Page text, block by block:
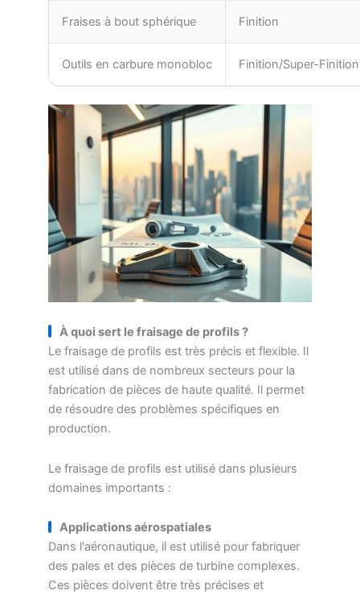
Fraises à bout sphérique Finition
Outils en carbure monobloc Finition/Super-Finition
À quoi sert le fraisage de profils ?
Le fraisage de profils est très précis et flexible. Il
est utilisé dans de nombreux secteurs pour la
fabrication de pièces de haute qualité. Il permet
de résoudre des problèmes spécifiques en
production.
Le fraisage de profils est utilisé dans plusieurs
domaines importants :
Applications aérospatiales
Dans l'aéronautique, il est utilisé pour fabriquer
des pales et des pièces de turbine complexes.
Ces pièces doivent être très précises et